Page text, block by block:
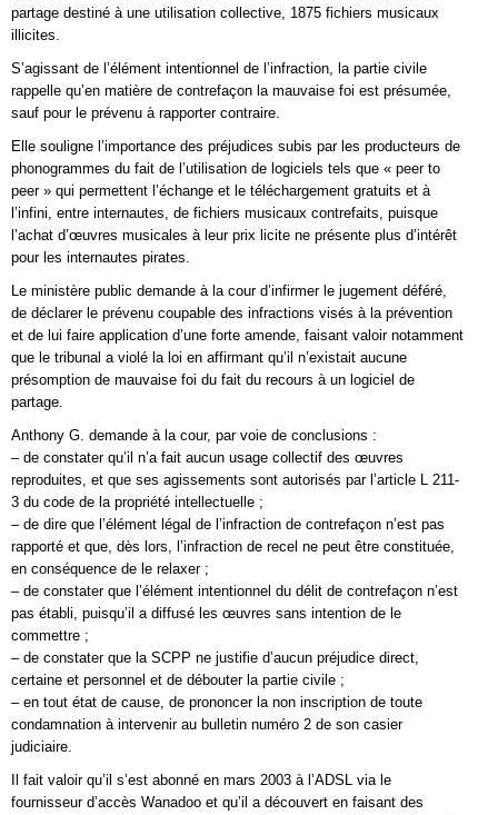
partage destiné à une utilisation collective, 1875 fichiers musicaux
illicites.
S’agissant de l’élément intentionnel de l’infraction, la partie civile
rappelle qu’en matière de contrefaçon la mauvaise foi est présumée,
sauf pour le prévenu à rapporter contraire.
Elle souligne l’importance des préjudices subis par les producteurs de
phonogrammes du fait de l’utilisation de logiciels tels que « peer to
peer » qui permettent l’échange et le téléchargement gratuits et à
l’infini, entre internautes, de fichiers musicaux contrefaits, puisque
l’achat d’œuvres musicales à leur prix licite ne présente plus d’intérêt
pour les internautes pirates.
Le ministère public demande à la cour d’infirmer le jugement déféré,
de déclarer le prévenu coupable des infractions visés à la prévention
et de lui faire application d’une forte amende, faisant valoir notamment
que le tribunal a violé la loi en affirmant qu’il n’existait aucune
présomption de mauvaise foi du fait du recours à un logiciel de
partage.
Anthony G. demande à la cour, par voie de conclusions :
– de constater qu’il n’a fait aucun usage collectif des œuvres
reproduites, et que ses agissements sont autorisés par l’article L 211-
3 du code de la propriété intellectuelle ;
– de dire que l’élément légal de l’infraction de contrefaçon n’est pas
rapporté et que, dès lors, l’infraction de recel ne peut être constituée,
en conséquence de le relaxer ;
– de constater que l’élément intentionnel du délit de contrefaçon n’est
pas établi, puisqu’il a diffusé les œuvres sans intention de le
commettre ;
– de constater que la SCPP ne justifie d’aucun préjudice direct,
certaine et personnel et de débouter la partie civile ;
– en tout état de cause, de prononcer la non inscription de toute
condamnation à intervenir au bulletin numéro 2 de son casier
judiciaire.
Il fait valoir qu’il s’est abonné en mars 2003 à l’ADSL via le
fournisseur d’accès Wanadoo et qu’il a découvert en faisant des